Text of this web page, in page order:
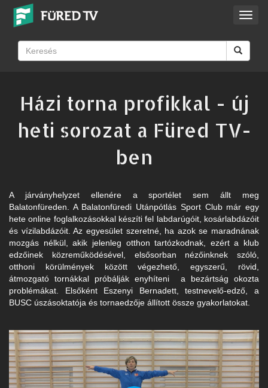
Házi torna profikkal - új
heti sorozat a Füred TV-
ben
A járványhelyzet ellenére a sportélet sem állt meg
Balatonfüreden. A Balatonfüredi Utánpótlás Sport Club már egy
hete online foglalkozásokkal készíti fel labdarúgóit, kosárlabdázóit
és vízilabdázóit. Az egyesület szeretné, ha azok se maradnának
mozgás nélkül, akik jelenleg otthon tartózkodnak, ezért a klub
edzőinek közreműködésével, elsősorban nézőinknek szóló,
otthoni körülmények között végezhető, egyszerű, rövid,
átmozgató tornákkal próbálják enyhíteni a bezártság okozta
problémákat. Elsőként Eszenyi Bernadett, testnevelő-edző, a
BUSC úszásoktatója és tornaedzője állított össze gyakorlatokat.